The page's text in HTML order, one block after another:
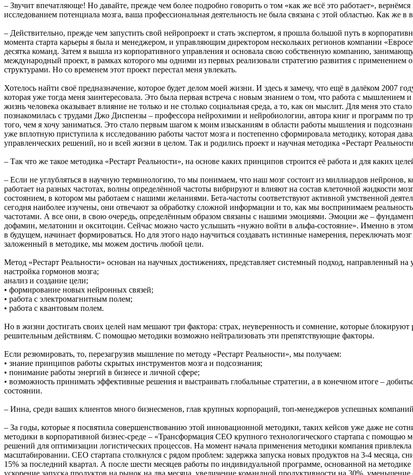
– Звучит впечатляюще! Но давайте, прежде чем более подробно говорить о том «как же всё это работает»,
исследованием потенциала мозга, ваша профессиональная деятельность не была связана с этой областью. Как же
– Действительно, прежде чем запустить свой нейропроект и стать экспертом, я прошла большой путь в
момента старта карьеры я была и менеджером, и управляющим директором нескольких регионов компании
десятка команд. Затем я вышла из корпоративного управления и основала свою собственную компанию,
международный проект, в рамках которого мы одними из первых реализовали стратегию развития с
структурами. Но со временем этот проект перестал меня увлекать.
Хотелось найти своё предназначение, которое будет делом моей жизни. И здесь я замечу, что ещё в далёком 2007
которая уже тогда меня заинтересовала. Это была первая встреча с новым знанием о том, что работа с
жизнь человека оказывает влияние не только и не столько социальная среда, а то, как он мыслит. Для меня это
познакомилась с трудами Джо Диспензы – профессора нейрохимии и нейробиологии, автора книг и программ по
того, чем я хочу заниматься. Это стало первым шагом к моим изысканиям в области работы мышления и
уже вплотную приступила к исследованию работы частот мозга и постепенно сформировала методику, которая
управленческих решений, но и всей жизни в целом. Так и родились проект и научная методика «Рестарт
– Так что же такое методика «Рестарт Реальности», на основе каких принципов строится её работа и для каких
– Если не углубляться в научную терминологию, то мы понимаем, что наш мозг состоит из миллиардов нейронов,
работает на разных частотах, волны определённой частоты вибрируют и влияют на состав клеточной жидкости
состоянием, в котором мы работаем с нашими желаниями. Бета-частоты соответствуют активной умственной
сегодня наиболее изучены, они отвечают за обработку сложной информации и то, как мы воспринимаем
частотами. А все они, в свою очередь, определённым образом связаны с нашими эмоциями. Эмоции же –
дофамин, мелатонин и окситоцин. Сейчас можно часто услышать «нужно войти в альфа-состояние». Именно в
в будущем, начинает формироваться. Но для этого надо научиться создавать истинные намерения, переключать
заложенный в методике, мы можем достичь любой цели.
Метод «Рестарт Реальности» основан на научных достижениях, представляет системный подход, направленный на
настройка гормонов мозга;
анализ и создание цели;
• формирование новых нейронных связей;
• работа с электромагнитным полем;
• работа с квантовым полем.
Но в жизни достигать своих целей нам мешают три фактора: страх, неуверенность и сомнение, которые
решительным действиям. С помощью методики возможно нейтрализовать эти препятствующие факторы.
Если резюмировать, то, перезагрузив мышление по методу «Рестарт Реальности», мы получаем:
• знание принципов работы скрытых инструментов мозга и подсознания;
• понимание работы энергий в бизнесе и личной сфере;
• возможность принимать эффективные решения и выстраивать глобальные стратегии, а в конечном итоге –
состоянии.
– Инна, среди ваших клиентов много бизнесменов, глав крупных корпораций, топ-менеджеров успешных
– За годы, которые я посвятила совершенствованию этой инновационной методики, таких кейсов уже даже не
методики в корпоративной бизнес-среде – «Трансформация CEO крупного технологического стартапа с помощью
решений для оптимизации логистических процессов. На момент начала применения методики компания
масштабировании. CEO стартапа столкнулся с рядом проблем: задержка запуска новых продуктов на 3-4 месяца,
15% за последний квартал. А после шести месяцев работы по индивидуальной программе, основанной на
ускорение запуска продуктов на рынок на два месяца, увеличение командной продуктивности на 30%,